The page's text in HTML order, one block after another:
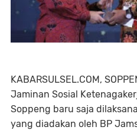
KABARSULSEL.COM,
Jaminan Sosial
Soppeng baru saja
yang diadakan oleh BP